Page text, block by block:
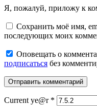
Я, пожалуй, приложу к
Сохранить моё имя,
последующих моих
Оповещать о
подписаться без
Current ye@r *